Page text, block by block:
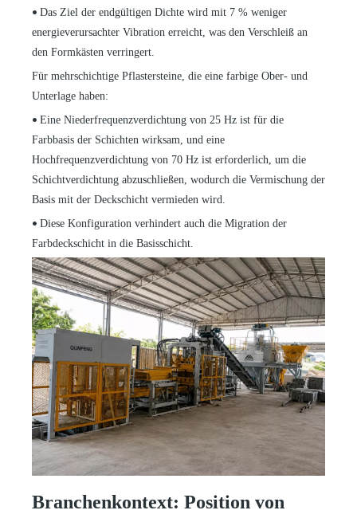
• Das Ziel der endgültigen Dichte wird mit 7 % weniger
energieverursachter Vibration erreicht, was den Verschleiß an
den Formkästen verringert.
Für mehrschichtige Pflastersteine, die eine farbige Ober- und
Unterlage haben:
• Eine Niederfrequenzverdichtung von 25 Hz ist für die
Farbbasis der Schichten wirksam, und eine
Hochfrequenzverdichtung von 70 Hz ist erforderlich, um die
Schichtverdichtung abzuschließen, wodurch die Vermischung der
Basis mit der Deckschicht vermieden wird.
• Diese Konfiguration verhindert auch die Migration der
Farbdeckschicht in die Basisschicht.
Branchenkontext: Position von